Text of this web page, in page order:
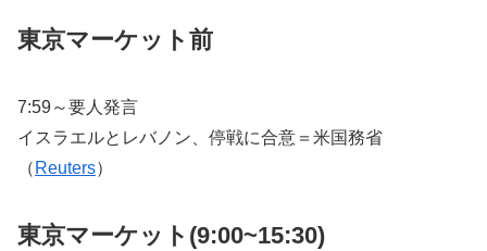
東京マーケット前
7:59～要人発言
イスラエルとレバノン、停戦に合意＝米国務省
（ Reuters）
東京マーケット(9:00~15:30)